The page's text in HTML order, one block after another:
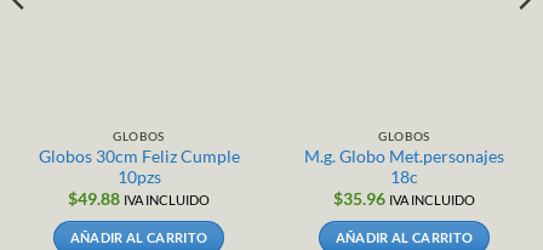
GLOBOS
Globos 30cm Feliz Cumple
10pzs
$49.88 IVA INCLUIDO
AÑADIR AL CARRITO
GLOBOS
M.g. Globo Met.personajes
18c
$35.96 IVA INCLUIDO
AÑADIR AL CARRITO